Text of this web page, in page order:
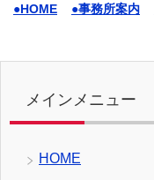
●HOME ●事務所案内
メインメニュー
HOME